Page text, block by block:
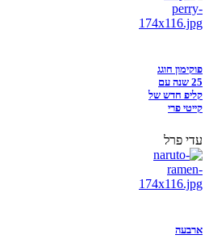
פוקימון חוגג
25 שנה עם
קליפ חדש של
קייטי פרי
עדי פרל
ארבעה